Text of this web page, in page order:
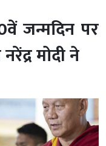
जन्मदिन पर
मोदी ने